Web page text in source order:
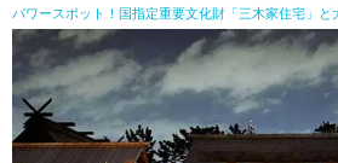
パワースポット！国指定重要文化財「三木家住宅」と